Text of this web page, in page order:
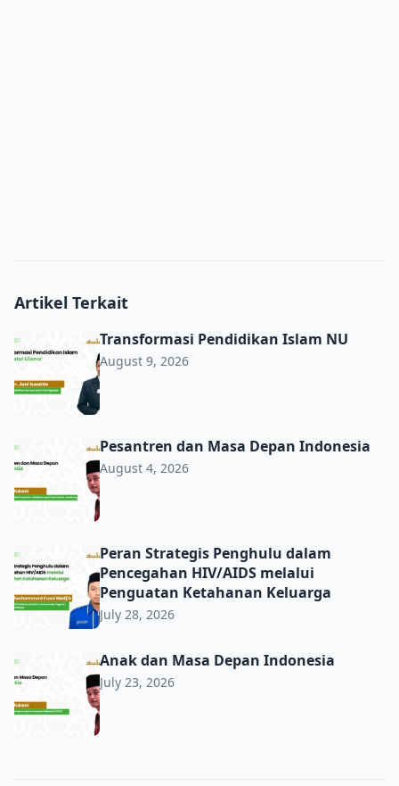
Artikel Terkait
Transformasi Pendidikan Islam NU
Transformasi Pendidikan Islam NU
August 9, 2026
Pesantren dan Masa Depan Indonesia
Pesantren dan Masa Depan Indonesia
August 4, 2026
Peran Strategis Penghulu dalam Pencegahan HIV/AIDS
Peran Strategis Penghulu dalam
Pencegahan HIV/AIDS melalui
Penguatan Ketahanan Keluarga
July 28, 2026
Anak dan Masa Depan Indonesia
Anak dan Masa Depan Indonesia
July 23, 2026